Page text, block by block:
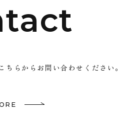
ちらから お問い合わせください。